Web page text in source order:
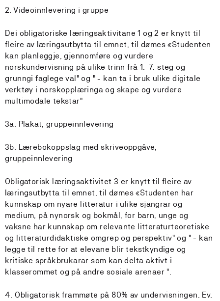
2. Videoinnlevering i gruppe
Dei obligatoriske læringsaktivitane 1 og 2 er knytt til
fleire av læringsutbytta til emnet, til dømes «Studenten
kan planleggje, gjennomføre og vurdere
norskundervisning på ulike trinn frå 1.-7. steg og
grunngi faglege val" og " - kan ta i bruk ulike digitale
verktøy i norskopplæringa og skape og vurdere
multimodale tekstar"
3a. Plakat, gruppeinnlevering
3b. Lærebokoppslag med skriveoppgåve,
gruppeinnlevering
Obligatorisk læringsaktivitet 3 er knytt til fleire av
læringsutbytta til emnet, til dømes «Studenten har
kunnskap om nyare litteratur i ulike sjangrar og
medium, på nynorsk og bokmål, for barn, unge og
vaksne har kunnskap om relevante litteraturteoretiske
og litteraturdidaktiske omgrep og perspektiv" og " - kan
legge til rette for at elevane blir tekstkyndige og
kritiske språkbrukarar som kan delta aktivt i
klasserommet og på andre sosiale arenaer ".
4. Obligatorisk frammøte på 80% av undervisningen. Ev.